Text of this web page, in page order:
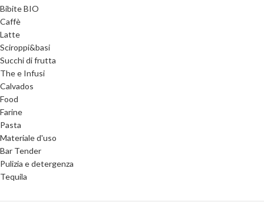
Bibite BIO
Caffè
Latte
Sciroppi&basi
Succhi di frutta
The e Infusi
Calvados
Food
Farine
Pasta
Materiale d'uso
Bar Tender
Pulizia e detergenza
Tequila